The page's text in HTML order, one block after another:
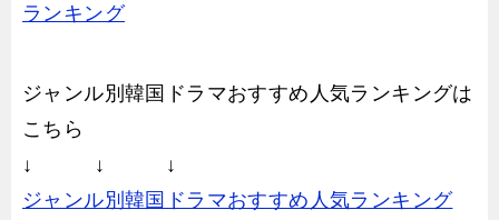
ランキング
ジャンル別韓国ドラマおすすめ人気ランキングは
こちら
↓ ↓ ↓
ジャンル別韓国ドラマおすすめ人気ランキング